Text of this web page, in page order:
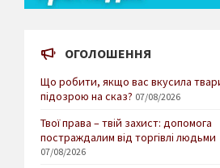
ОГОЛОШЕННЯ
Що робити, якщо вас вкусила
підозрою на сказ? 07/08/2026
Твої права – твій захист: допомога
постраждалим від торгівлі людьми
07/08/2026